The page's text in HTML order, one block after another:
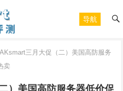
导航
三月大促（二）美国高防服务
卖
）美国高防服务器低价促